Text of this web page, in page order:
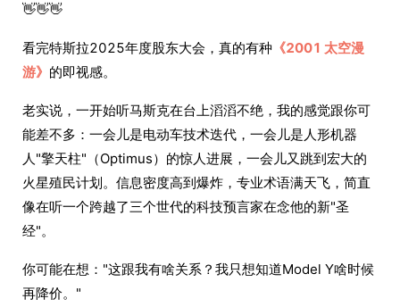
👋👋👋
看完特斯拉2025年度股东大会，真的有种 《2001 太空漫
游》 的即视感。
老实说，一开始听马斯克在台上滔滔不绝，我的感觉跟你可
能差不多：一会儿是电动车技术迭代，一会儿是人形机器
人"擎天柱"（Optimus）的惊人进展，一会儿又跳到宏大的
火星殖民计划。信息密度高到爆炸，专业术语满天飞，简直
像在听一个跨越了三个世代的科技预言家在念他的新"圣
经"。
你可能在想："这跟我有啥关系？我只想知道Model Y啥时候
再降价。"